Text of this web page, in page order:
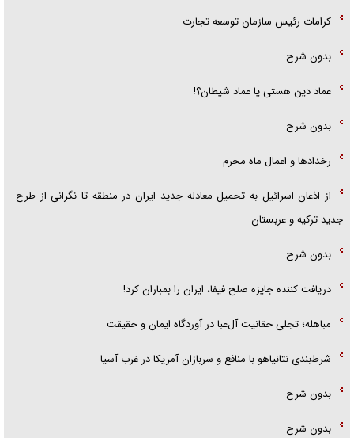
کرامات رئیس سازمان توسعه تجارت
بدون شرح
عماد دین هستی یا عماد شیطان؟!
بدون شرح
رخداد‌ها و اعمال ماه محرم
از اذعان اسرائیل به تحمیل معادله جدید ایران در منطقه تا نگرانی از طرح
جدید ترکیه و عربستان
بدون شرح
دریافت کننده جایزه صلح فیفا، ایران را بمباران کرد!
مباهله؛ تجلی حقانیت آل‌عبا در آوردگاه ایمان و حقیقت
شرط‌بندی نتانیاهو با منافع و سربازان آمریکا در غرب آسیا
بدون شرح
بدون شرح